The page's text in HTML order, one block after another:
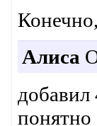
Алиса
понятно